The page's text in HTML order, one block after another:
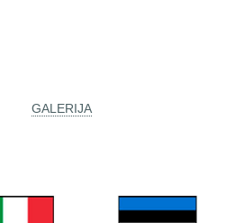
GALERIJA